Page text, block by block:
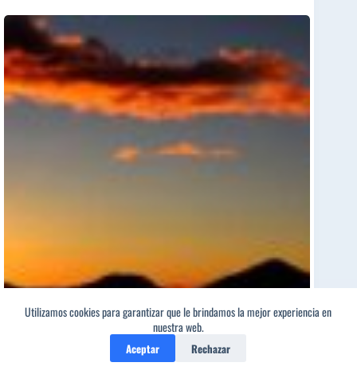
Utilizamos cookies para garantizar que le brindamos la mejor experiencia en
nuestra web.
Aceptar Rechazar
[Poema del Editor]
[Poeta sugerido]